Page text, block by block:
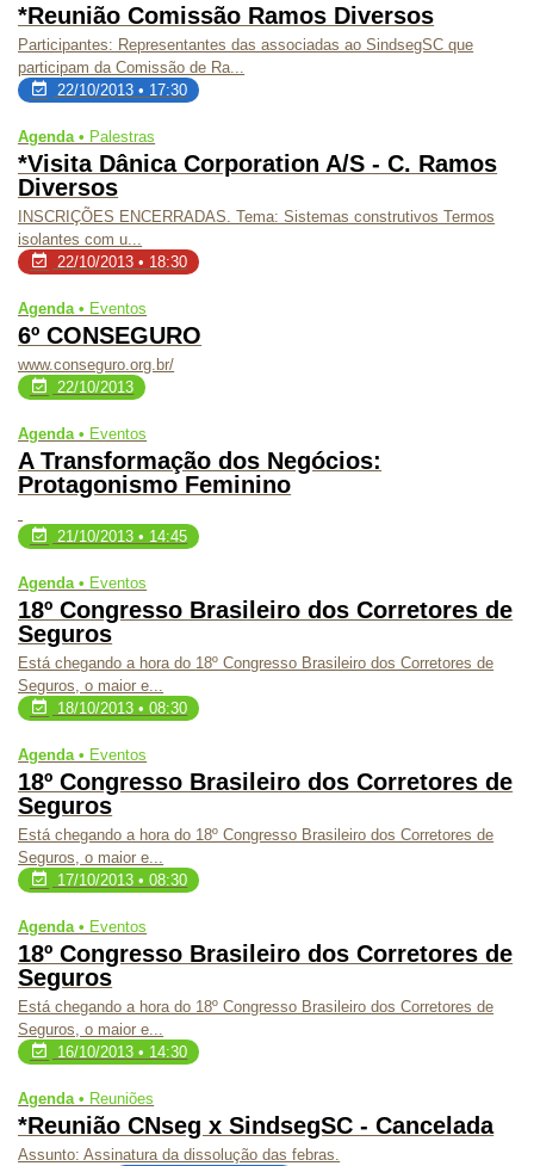
*Reunião Comissão Ramos Diversos
Participantes: Representantes das associadas ao SindsegSC que
participam da Comissão de Ra...
22/10/2013 • 17:30
Agenda • Palestras
*Visita Dânica Corporation A/S - C. Ramos
Diversos
INSCRIÇÕES ENCERRADAS. Tema:Sistemas construtivos Termos
isolantes com u...
22/10/2013 • 18:30
Agenda • Eventos
6º CONSEGURO
www.conseguro.org.br/
22/10/2013
Agenda • Eventos
A Transformação dos Negócios:
Protagonismo Feminino
21/10/2013 • 14:45
Agenda • Eventos
18º Congresso Brasileiro dos Corretores de
Seguros
Está chegando a hora do 18º Congresso Brasileiro dos Corretores de
Seguros, o maior e...
18/10/2013 • 08:30
Agenda • Eventos
18º Congresso Brasileiro dos Corretores de
Seguros
Está chegando a hora do 18º Congresso Brasileiro dos Corretores de
Seguros, o maior e...
17/10/2013 • 08:30
Agenda • Eventos
18º Congresso Brasileiro dos Corretores de
Seguros
Está chegando a hora do 18º Congresso Brasileiro dos Corretores de
Seguros, o maior e...
16/10/2013 • 14:30
Agenda • Reuniões
*Reunião CNseg x SindsegSC - Cancelada
Assunto:Assinatura da dissolução das febras.